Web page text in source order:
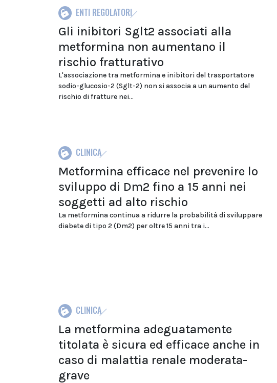
ENTI REGOLATORI
Gli inibitori Sglt2 associati alla
metformina non aumentano il
rischio fratturativo
L'associazione tra metformina e inibitori del trasportatore
sodio-glucosio-2 (Sglt-2) non si associa a un aumento del
rischio di fratture nei...
CLINICA
Metformina efficace nel prevenire lo
sviluppo di Dm2 fino a 15 anni nei
soggetti ad alto rischio
La metformina continua a ridurre la probabilità di sviluppare
diabete di tipo 2 (Dm2) per oltre 15 anni tra i...
CLINICA
La metformina adeguatamente
titolata è sicura ed efficace anche in
caso di malattia renale moderata-
grave